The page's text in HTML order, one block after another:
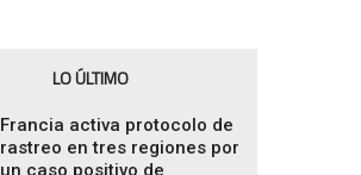
LO ÚLTIMO
Francia activa protocolo de
rastreo en tres regiones por
un caso positivo de